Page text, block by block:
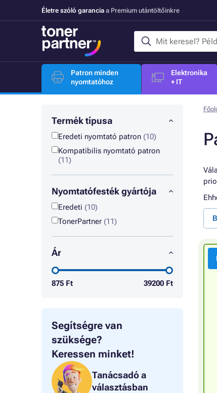
Életre szóló garancia a Premium utántöltőinkre
Patron minden
nyomtatóhoz
Elektronika
+ IT
Termék típusa
Eredeti nyomtató patron (10)
Kompatibilis nyomtató patron
(11)
Nyomtatófesték gyártója
Eredeti (10)
TonerPartner (11)
Ár
875 Ft 39200 Ft
Segítségre van
szüksége?
Keressen minket!
Tanácsadó a
választásban